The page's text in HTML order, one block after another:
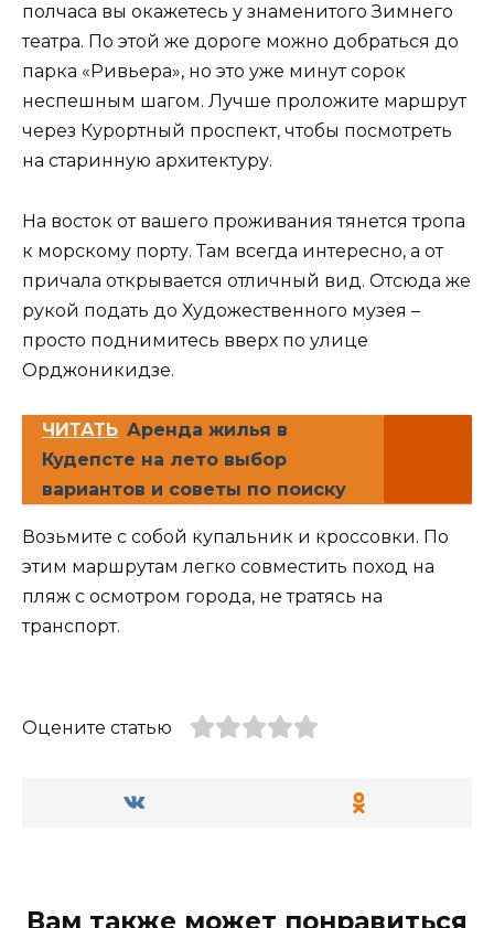
полчаса вы окажетесь у знаменитого Зимнего
театра. По этой же дороге можно добраться до
парка «Ривьера», но это уже минут сорок
неспешным шагом. Лучше проложите маршрут
через Курортный проспект, чтобы посмотреть
на старинную архитектуру.
На восток от вашего проживания тянется тропа
к морскому порту. Там всегда интересно, а от
причала открывается отличный вид. Отсюда же
рукой подать до Художественного музея –
просто поднимитесь вверх по улице
Орджоникидзе.
ЧИТАТЬ Аренда жилья в
Кудепсте на лето выбор
вариантов и советы по поиску
Возьмите с собой купальник и кроссовки. По
этим маршрутам легко совместить поход на
пляж с осмотром города, не тратясь на
транспорт.
Оцените статью
Вам также может понравиться